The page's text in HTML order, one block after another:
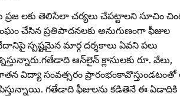
లకు తెలిసేలా చర్యలు చేపట్టాలని సూచిం
చేసిన ప్రతిపాదనలకు అనుగుణంగా ఫీజుల
స్పష్టమైన మార్గ దర్శకాలు ఏవని పలు
ఆన్‌లైన్‌ క్లాసులకు రూ. వేలు,
నూతన విద్యా సంవత్సరం
గతేడాది ఫీజులను కడితెనే ఈ ఏడాదికి